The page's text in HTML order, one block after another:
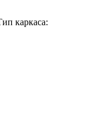
каркаса: